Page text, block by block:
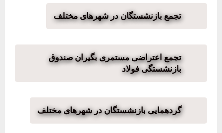
تجمع بازنشستگان در شهرهای مختلف
تجمع اعتراضی مستمری بگیران صندوق
بازنشستگی فولاد
گردهمایی بازنشستگان در شهرهای مختلف